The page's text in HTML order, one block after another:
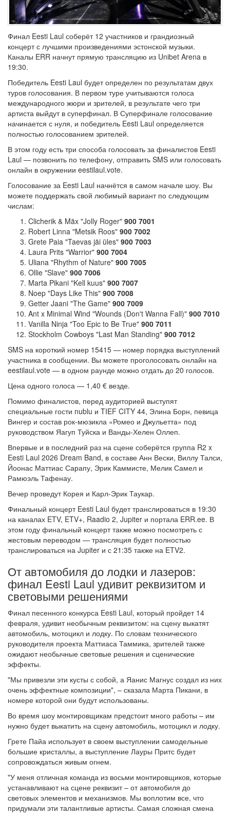
Финал Eesti Laul соберёт 12 участников и грандиозный
концерт с лучшими произведениями эстонской музыки.
Каналы ERR начнут прямую трансляцию из Unibet Arena в
19:30.
Победитель Eesti Laul будет определен по результатам двух
туров голосования. В первом туре учитываются голоса
международного жюри и зрителей, в результате чего три
артиста выйдут в суперфинал. В Суперфинале голосование
начинается с нуля, и победитель Eesti Laul определяется
полностью голосованием зрителей.
В этом году есть три способа голосовать за финалистов Eesti
Laul — позвонить по телефону, отправить SMS или голосовать
онлайн в окружении eestilaul.vote.
Голосование за Eesti Laul начнётся в самом начале шоу. Вы
можете поддержать свой любимый вариант по следующим
числам:
Clicherik & Mäx "Jolly Roger" 900 7001
Robert Linna "Metsik Roos" 900 7002
Grete Paia "Taevas jäi üles" 900 7003
Laura Prits "Warrior" 900 7004
Uliana "Rhythm of Nature" 900 7005
Ollie "Slave" 900 7006
Marta Pikani "Kell kuus" 900 7007
Noep "Days Like This" 900 7008
Getter Jaani "The Game" 900 7009
Ant x Minimal Wind "Wounds (Don't Wanna Fall)" 900 7010
Vanilla Ninja "Too Epic to Be True" 900 7011
Stockholm Cowboys "Last Man Standing" 900 7012
SMS на короткий номер 15415 — номер порядка выступлений
участника в сообщении. Вы можете проголосовать онлайн на
eestilaul.vote — в одном раунде можно отдать до 20 голосов.
Цена одного голоса — 1,40 € везде.
Помимо финалистов, перед аудиторией выступят
специальные гости nublu и TIEF CITY 44, Элина Борн, певица
Вингер и состав рок-мюзикла «Ромео и Джульетта» под
руководством Яагуп Туйска и Ванды-Хелен Оллеп.
Впервые и в последний раз на сцене соберётся группа R2 x
Eesti Laul 2026 Dream Band, в составе Анн Вески, Виллу Талси,
Йоонас Маттиас Сарапу, Эрик Каммисте, Мелик Самел и
Рамюэль Тафенау.
Вечер проведут Корея и Карл-Эрик Таукар.
Финальный концерт Eesti Laul будет транслироваться в 19:30
на каналах ETV, ETV+, Raadio 2, Jupiter и портала ERR.ee. В
этом году финальный концерт также можно посмотреть с
жестовым переводом — трансляция будет полностью
транслироваться на Jupiter и с 21:35 также на ETV2.
От автомобиля до лодки и лазеров:
финал Eesti Laul удивит реквизитом и
световыми решениями
Финал песенного конкурса Eesti Laul, который пройдет 14
февраля, удивит необычным реквизитом: на сцену выкатят
автомобиль, мотоцикл и лодку. По словам технического
руководителя проекта Маттиаса Таммика, зрителей также
ожидают необычные световые решения и сценические
эффекты.
"Мы привезли эти кусты с собой, а Яанис Магнус создал из них
очень эффектные композиции", – сказала Марта Пикани, в
номере которой они будут использованы.
Во время шоу монтировщикам предстоит много работы – им
нужно будет выкатить на сцену автомобиль, мотоцикл и лодку.
Грете Пайа использует в своем выступлении самодельные
большие кристаллы, а выступление Лауры Притс будет
сопровождаться живым огнем.
"У меня отличная команда из восьми монтировщиков, которые
устанавливают на сцене реквизит – от автомобиля до
световых элементов и механизмов. Мы воплотим все, что
придумали эти талантливые артисты. Самая сложная смена